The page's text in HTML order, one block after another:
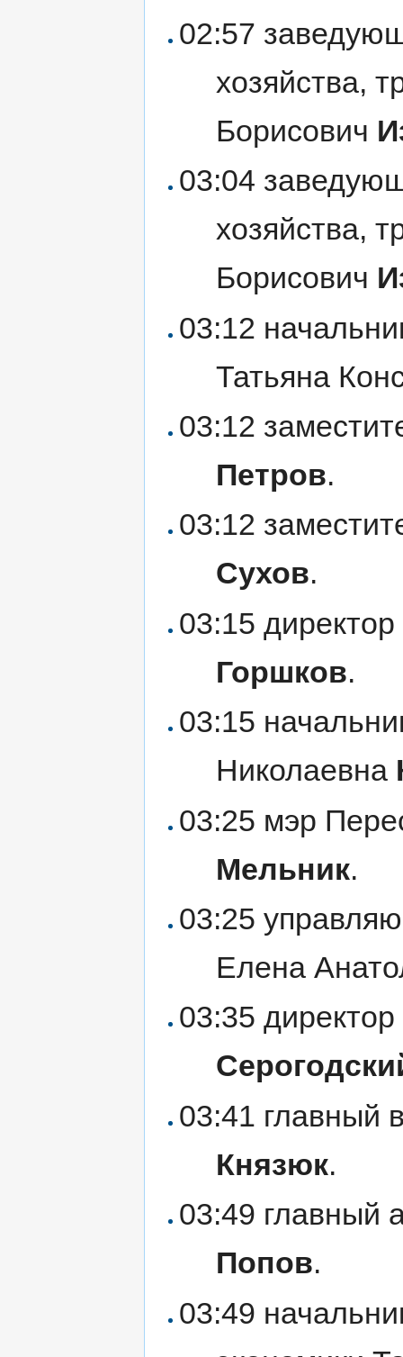
02:57
хозяйства,
Борисович
03:04
хозяйства,
Борисович
03:12
Татьяна
03:12
Петров.
03:12
Сухов.
03:15
Горшков.
03:15
Николаевна
03:25 мэр
Мельник.
03:25
Елена
03:35
03:41 главный
Князюк.
03:49 главный
Попов.
03:49